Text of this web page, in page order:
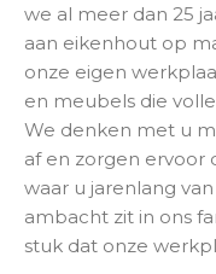
we al meer dan 25
aan eikenhout op
onze eigen
en meubels die
We denken met u
af en zorgen ervoor
waar u jarenlang
ambacht zit in ons
stuk dat onze